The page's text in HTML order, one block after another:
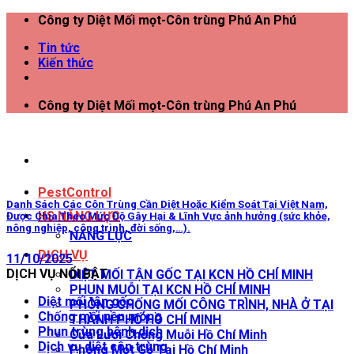
Công ty Diệt Mối mọt-Côn trùng Phú An Phú
Tin tức
Kiến thức
Công ty Diệt Mối mọt-Côn trùng Phú An Phú
PestControl
HS NĂNG LỰC
NĂNG LỰC
DỊCH VỤ
DIỆT MỐI TẬN GỐC TẠI KCN HỒ CHÍ MINH
PHUN MUỖI TẠI KCN HỒ CHÍ MINH
PHÒNG CHỐNG MỐI CÔNG TRÌNH, NHÀ Ở TẠI
THÀNH PHỐ HỒ CHÍ MINH
Cửa Lưới Chống Muỗi Hồ Chí Minh
Phòng Mọt Gỗ Tại Hồ Chí Minh
Danh Sách Các Côn Trùng Cần Diệt Hoặc Kiểm Soát Tại Việt Nam,
Được Chia Theo Mức Độ Gây Hại & Lĩnh Vực ảnh hưởng (sức khỏe,
nông nghiệp, công trình, đời sống,…).
11/10/2025
DỊCH VỤ NỔI BẬT
Diệt mối tận gốc
Chống mối nền móng
Phun trùng bệnh dịch
Dịch vụ diệt côn trùng